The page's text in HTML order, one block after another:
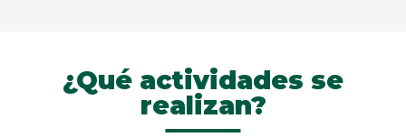
¿Qué actividades se
realizan?